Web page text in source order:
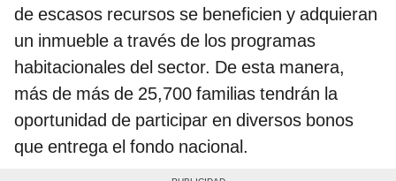
de escasos recursos se beneficien y adquieran
un inmueble a través de los programas
habitacionales del sector. De esta manera,
más de más de 25,700 familias tendrán la
oportunidad de participar en diversos bonos
que entrega el fondo nacional.